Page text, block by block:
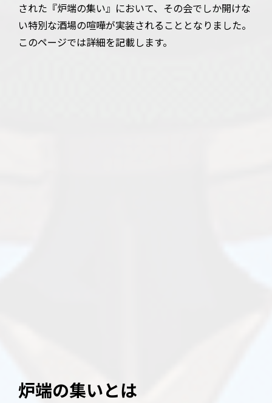
された『炉端の集い』において、その会でしか開けな
い特別な酒場の喧嘩が実装されることとなりました。
このページでは詳細を記載します。
炉端の集いとは